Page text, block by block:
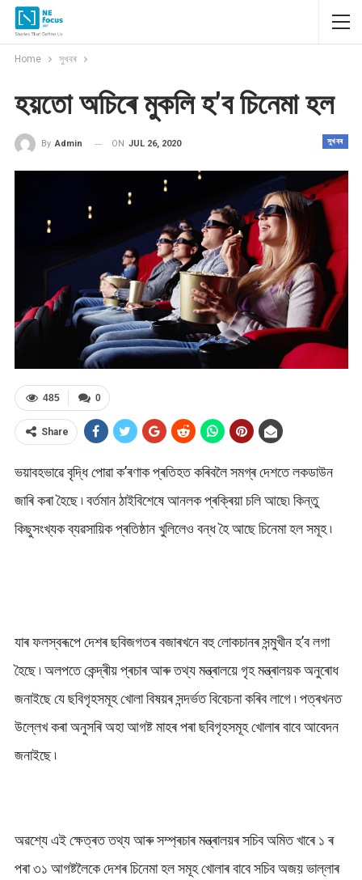
Home সুখবৰ
হয়তো অচিৰে মুকলি হ’ব চিনেমা হল
সুখবৰ
By Admin ON JUL 26, 2020
0
485
Share
ভয়াবহভাৱে বৃদ্ধি পোৱা ক’ৰণাক প্ৰতিহত কৰিবলৈ সমগ্ৰ দেশতে লকডাউন
জাৰি কৰা হৈছে ৷ বৰ্তমান ঠাইবিশেষে আনলক প্ৰক্ৰিয়া চলি আছে৷ কিন্তু
কিছুসংখ্যক ব্যৱসায়িক প্ৰতিষ্ঠান খুলিলেও বন্ধ হৈ আছে চিনেমা হল সমূহ ৷
যাৰ ফলস্বৰূপে দেশৰ ছবিজগতৰ বজাৰখনে বহু লোকচানৰ সন্মুখীন হ’ব লগা
হৈছে ৷ অলপতে কেন্দ্ৰীয় প্ৰচাৰ আৰু তথ্য মন্ত্ৰালয়ে গৃহ মন্ত্ৰালয়ক অনুৰোধ
জনাইছে যে ছবিগৃহসমূহ খোলা বিষয়ৰ সন্দৰ্ভত বিবেচনা কৰিব লাগে ৷ পত্ৰখনত
উল্লেখ কৰা অনুসৰি অহা আগষ্ট মাহৰ পৰা ছবিগৃহসমূহ খোলাৰ বাবে আবেদন
জনাইছে ৷
অৱশ্যে এই ক্ষেত্ৰত তথ্য আৰু সম্প্ৰচাৰ মন্ত্ৰালয়ৰ সচিব অমিত খাৰে ১ ৰ
পৰা ৩১ আগষ্টলৈকে দেশৰ চিনেমা হল সমূহ খোলাৰ বাবে সচিব অজয় ভাল্লাৰ